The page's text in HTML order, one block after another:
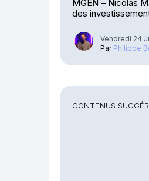
MGEN – Nicolas
des
Vendredi 24
Par Philippe
CONTENUS